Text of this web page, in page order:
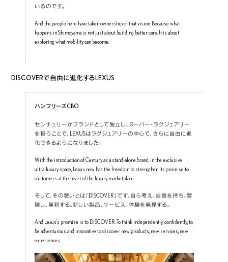
いるのです。
And the people here have taken ownership of that vision. Because what
happens in Shimoyama is not just about building better cars. It is about
exploring what mobility can become.
DISCOVERで自由に進化するLEXUS
ハンフリーズCBO
センチュリーがブランドとして独立し、スーパー・ラグジュアリー
を担うことで、LEXUSはラグジュアリーの中心で、さらに自由に進
化できるようになりました。
With the introduction of Century as a stand-alone brand, in the exclusive
ultra-luxury space, Lexus now has the freedom to strengthen its promise to
customers at the heart of the luxury marketplace.
そして、その想いとは「DISCOVER」です。自ら考え、自信を持ち、冒
険し、革新する。新しい製品、サービス、体験を発見する。
And Lexus’s promise is to DISCOVER. To think independently, confidently, to
be adventurous and innovative to discover new products, new services, new
experiences.